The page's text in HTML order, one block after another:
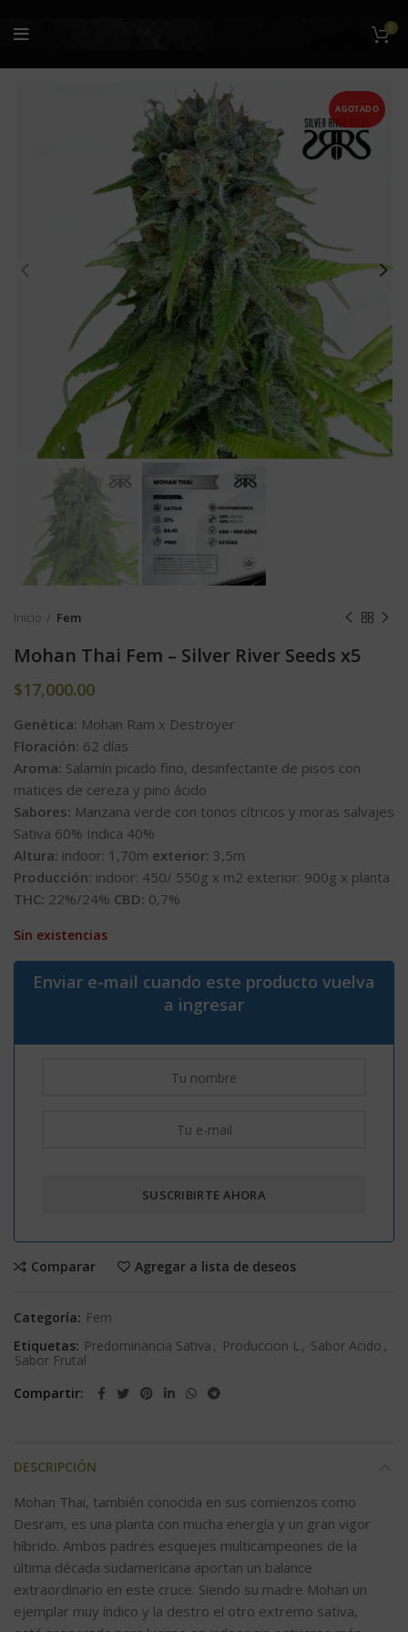
0
AGOTADO
Inicio Fem
Mohan Thai Fem – Silver River Seeds x5
$17,000.00
Genética: Mohan Ram x Destroyer
Floración: 62 días
Aroma: Salamín picado fino, desinfectante de pisos con
matices de cereza y pino ácido
Sabores: Manzana verde con tonos cítricos y moras salvajes
Sativa 60% Indica 40%
Altura: indoor: 1,70m exterior: 3,5m
Producción: indoor: 450/ 550g x m2 exterior: 900g x planta
THC: 22%/24% CBD: 0,7%
Sin existencias
Enviar e-mail cuando este producto vuelva
a ingresar
Comparar Agregar a lista de deseos
Categoría: Fem
Etiquetas: Predominancia Sativa , Produccion L , Sabor Acido ,
Sabor Frutal
Compartir
DESCRIPCIÓN
Mohan Thai, también conocida en sus comienzos como
Desram, es una planta con mucha energía y un gran vigor
híbrido. Ambos padres esquejes multicampeones de la
última década sudamericana aportan un balance
extraordinario en este cruce. Siendo su madre Mohan un
ejemplar muy índico y la destro el otro extremo sativa,